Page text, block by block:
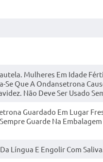
Mulheres Em Idade
Se Que A Ondansetrona
Não Deve Ser Usado
Guardado Em Lugar
Guarde Na
Língua E Engolir Com